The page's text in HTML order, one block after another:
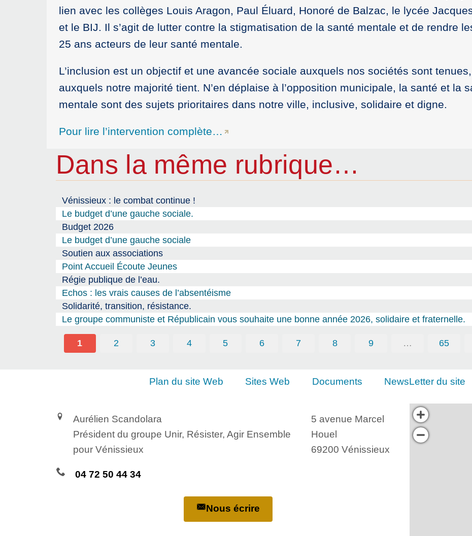
lien avec les collèges Louis Aragon, Paul Éluard, Honoré de Balzac, le lycée
et le BIJ. Il s’agit de lutter contre la stigmatisation de la santé mentale et de rendre
25 ans acteurs de leur santé mentale.
L’inclusion est un objectif et une avancée sociale auxquels nos sociétés sont
auxquels notre majorité tient. N’en déplaise à l’opposition municipale, la santé et la
mentale sont des sujets prioritaires dans notre ville, inclusive, solidaire et digne.
Pour lire l’intervention complète…
Dans la même rubrique…
Vénissieux : le combat continue !
Le budget d’une gauche sociale.
Budget 2026
Le budget d’une gauche sociale
Soutien aux associations
Point Accueil Écoute Jeunes
Régie publique de l’eau.
Echos : les vrais causes de l’absentéisme
Solidarité, transition, résistance.
Le groupe communiste et Républicain vous souhaite une bonne année 2026, solidaire et fraternelle.
1 2 3 4 5 6 7 8 9 … 65
Plan du site Web Sites Web Documents NewsLetter du site
Aurélien Scandolara
Président du groupe Unir, Résister, Agir Ensemble
pour Vénissieux
5 avenue Marcel
Houel
69200 Vénissieux
04 72 50 44 34
Nous écrire